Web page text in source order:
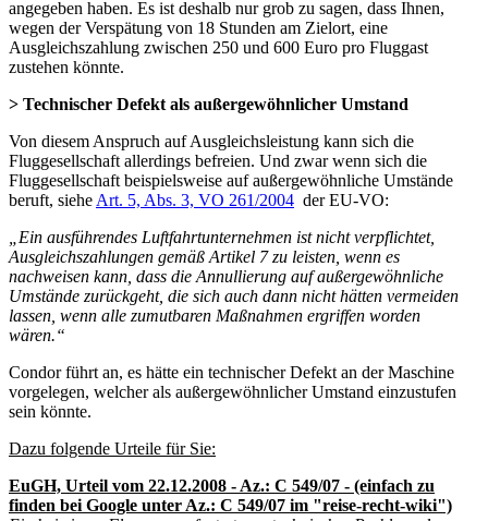
angegeben haben. Es ist deshalb nur grob zu sagen, dass Ihnen,
wegen der Verspätung von 18 Stunden am Zielort, eine
Ausgleichszahlung zwischen 250 und 600 Euro pro Fluggast
zustehen könnte.
> Technischer Defekt als außergewöhnlicher Umstand
Von diesem Anspruch auf Ausgleichsleistung kann sich die
Fluggesellschaft allerdings befreien. Und zwar wenn sich die
Fluggesellschaft beispielsweise auf außergewöhnliche Umstände
beruft, siehe Art. 5, Abs. 3, VO 261/2004 der EU-VO:
„Ein ausführendes Luftfahrtunternehmen ist nicht verpflichtet,
Ausgleichszahlungen gemäß Artikel 7 zu leisten, wenn es
nachweisen kann, dass die Annullierung auf außergewöhnliche
Umstände zurückgeht, die sich auch dann nicht hätten vermeiden
lassen, wenn alle zumutbaren Maßnahmen ergriffen worden
wären.“
Condor führt an, es hätte ein technischer Defekt an der Maschine
vorgelegen, welcher als außergewöhnlicher Umstand einzustufen
sein könnte.
Dazu folgende Urteile für Sie:
EuGH, Urteil vom 22.12.2008 - Az.: C 549/07 - (einfach zu
finden bei Google unter Az.: C 549/07 im "reise-recht-wiki")